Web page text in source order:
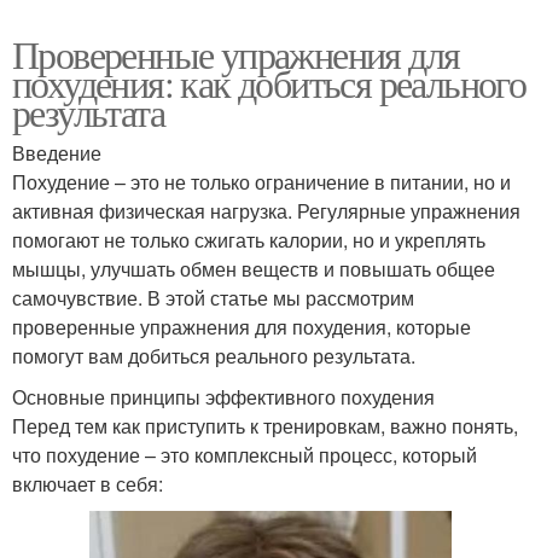
Проверенные упражнения для
похудения: как добиться реального
результата
Введение
Похудение – это не только ограничение в питании, но и
активная физическая нагрузка. Регулярные упражнения
помогают не только сжигать калории, но и укреплять
мышцы, улучшать обмен веществ и повышать общее
самочувствие. В этой статье мы рассмотрим
проверенные упражнения для похудения, которые
помогут вам добиться реального результата.
Основные принципы эффективного похудения
Перед тем как приступить к тренировкам, важно понять,
что похудение – это комплексный процесс, который
включает в себя: